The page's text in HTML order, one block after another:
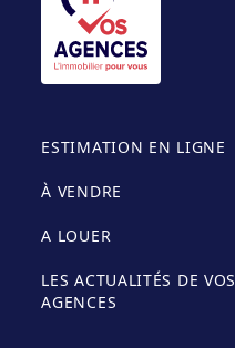
ESTIMATION EN LIGNE
À VENDRE
A LOUER
LES ACTUALITÉS DE VOS
AGENCES